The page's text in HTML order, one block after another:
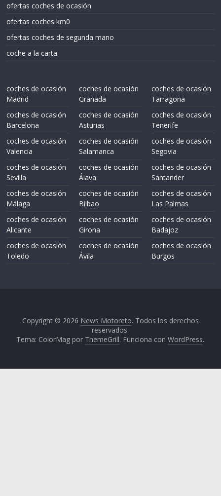
ofertas coches de ocasión
ofertas coches km0
ofertas coches de segunda mano
coche a la carta
coches de ocasión
Madrid
coches de ocasión
Barcelona
coches de ocasión
Valencia
coches de ocasión
Sevilla
coches de ocasión
Málaga
coches de ocasión
Alicante
coches de ocasión
Toledo
coches de ocasión
Granada
coches de ocasión
Asturias
coches de ocasión
Salamanca
coches de ocasión
Álava
coches de ocasión
Bilbao
coches de ocasión
Girona
coches de ocasión
Ávila
coches de ocasión
Tarragona
coches de ocasión
Tenerife
coches de ocasión
Segovia
coches de ocasión
Santander
coches de ocasión
Las Palmas
coches de ocasión
Badajoz
coches de ocasión
Burgos
Copyright © 2026 News Motoreto. Todos los derechos
reservados.
Tema: ColorMag por ThemeGrill. Funciona conWordPress.